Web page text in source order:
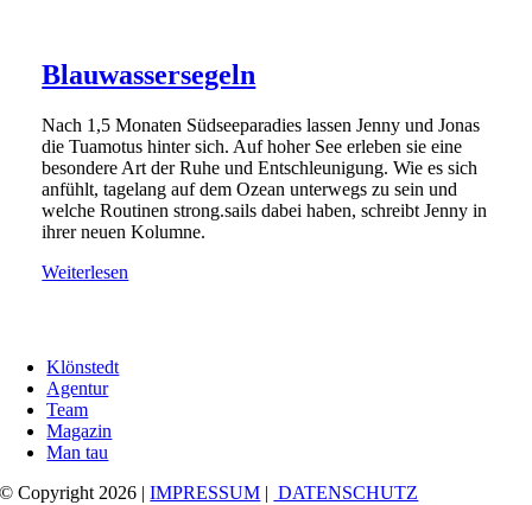
Blauwassersegeln
Nach 1,5 Monaten Südseeparadies lassen Jenny und Jonas
die Tuamotus hinter sich. Auf hoher See erleben sie eine
besondere Art der Ruhe und Entschleunigung. Wie es sich
anfühlt, tagelang auf dem Ozean unterwegs zu sein und
welche Routinen strong.sails dabei haben, schreibt Jenny in
ihrer neuen Kolumne.
Weiterlesen
Klönstedt
Agentur
Team
Magazin
Man tau
© Copyright 2026 |IMPRESSUM | DATENSCHUTZ